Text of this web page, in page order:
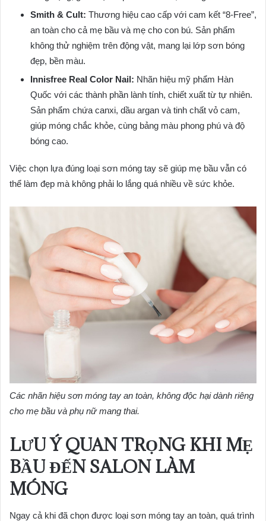
Smith & Cult: Thương hiệu cao cấp với cam kết “8-Free”,
an toàn cho cả mẹ bầu và mẹ cho con bú. Sản phẩm
không thử nghiệm trên động vật, mang lại lớp sơn bóng
đẹp, bền màu.
Innisfree Real Color Nail: Nhãn hiệu mỹ phẩm Hàn
Quốc với các thành phần lành tính, chiết xuất từ tự nhiên.
Sản phẩm chứa canxi, dầu argan và tinh chất vỏ cam,
giúp móng chắc khỏe, cùng bảng màu phong phú và độ
bóng cao.
Việc chọn lựa đúng loại sơn móng tay sẽ giúp mẹ bầu vẫn có
thể làm đẹp mà không phải lo lắng quá nhiều về sức khỏe.
Các nhãn hiệu sơn móng tay an toàn, không độc hại dành riêng
cho mẹ bầu và phụ nữ mang thai.
LƯU Ý QUAN TRỌNG KHI MẸ
BẦU ĐẾN SALON LÀM
MÓNG
Ngay cả khi đã chọn được loại sơn móng tay an toàn, quá trình